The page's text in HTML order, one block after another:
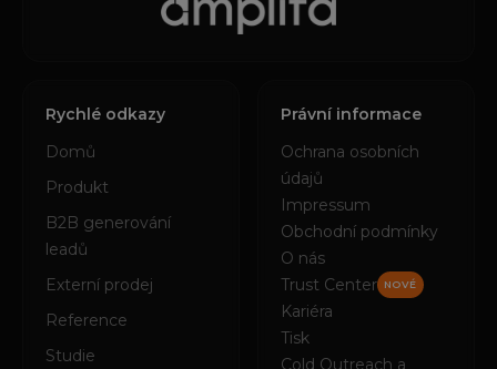
Rychlé odkazy
Domů
Produkt
B2B generování
leadů
Externí prodej
Reference
Studie
Právní informace
Ochrana osobních
údajů
Impressum
Obchodní podmínky
O nás
Trust Center
NOVÉ
Kariéra
Tisk
Cold Outreach a